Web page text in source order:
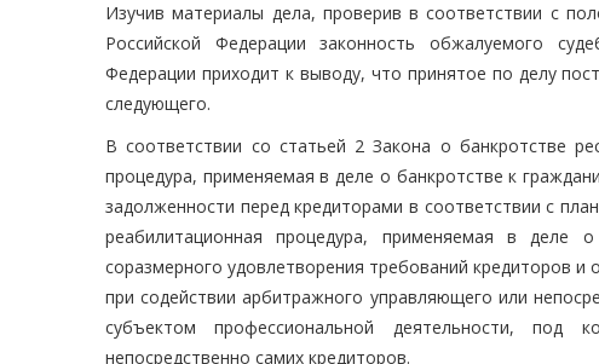
Изучив материалы дела, проверив в соответствии с
Российской Федерации законность обжалуемого
Федерации приходит к выводу, что принятое по делу
следующего.
В соответствии со статьей 2 Закона о банкротстве
процедура, применяемая в деле о банкротстве к
задолженности перед кредиторами в соответствии с
реабилитационная процедура, применяемая в деле
соразмерного удовлетворения требований кредиторов
при содействии арбитражного управляющего или
субъектом профессиональной деятельности, под
непосредственно самих кредиторов.